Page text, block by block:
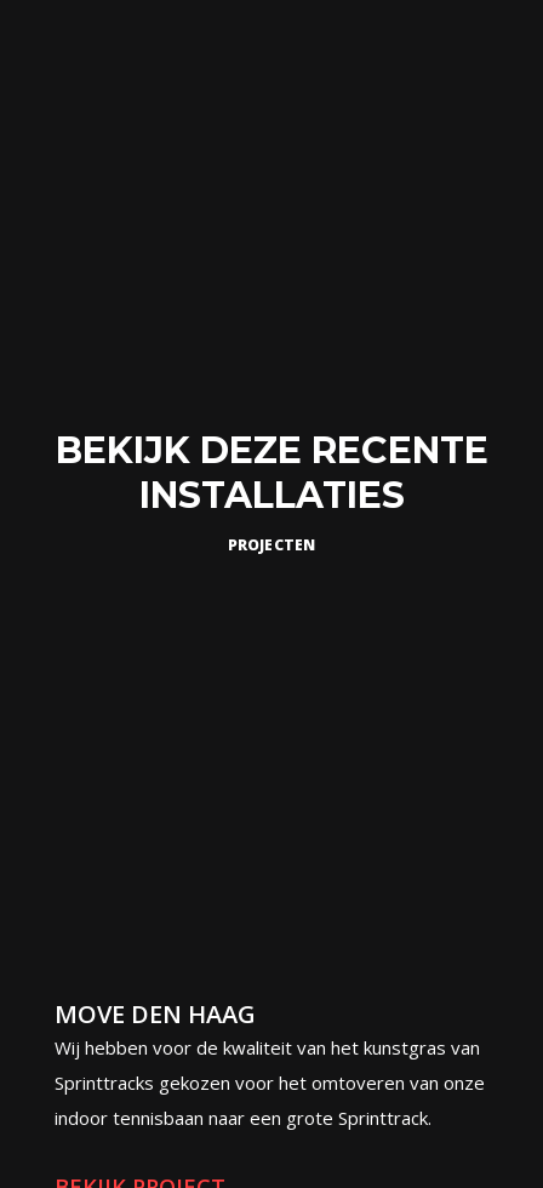
BEKIJK DEZE RECENTE
INSTALLATIES
PROJECTEN
MOVE DEN HAAG
Wij hebben voor de kwaliteit van het kunstgras van
Sprinttracks gekozen voor het omtoveren van onze
indoor tennisbaan naar een grote Sprinttrack.